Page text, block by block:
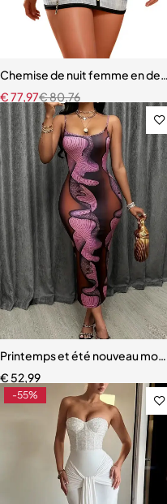
Chemise de nuit femme en
€80,76
€77,97
Printemps et été nouveau
€ 52,99
-55%